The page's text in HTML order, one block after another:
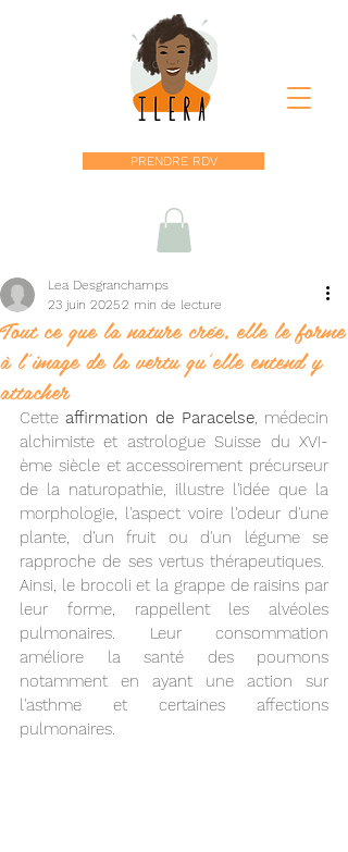
PRENDRE RDV
Tout ce que la nature crée, elle le forme
à l'image de la vertu qu'elle entend y
attacher
Lea Desgranchamps
23 juin 20252 min de lecture
Cette affirmation de Paracelse, médecin
alchimiste et astrologue Suisse du XVI-
ème siècle et accessoirement précurseur
de la naturopathie, illustre l'idée que la
morphologie, l'aspect voire l'odeur d'une
plante, d'un fruit ou d'un légume se
rapproche de ses vertus thérapeutiques.
Ainsi, le brocoli et la grappe de raisins par
leur forme, rappellent les alvéoles
pulmonaires. Leur consommation
améliore la santé des poumons
notamment en ayant une action sur
l'asthme et certaines affections
pulmonaires.